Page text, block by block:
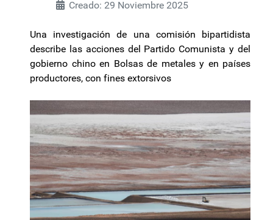
Creado: 29 Noviembre 2025
Una investigación de una comisión bipartidista
describe las acciones del Partido Comunista y del
gobierno chino en Bolsas de metales y en países
productores, con fines extorsivos